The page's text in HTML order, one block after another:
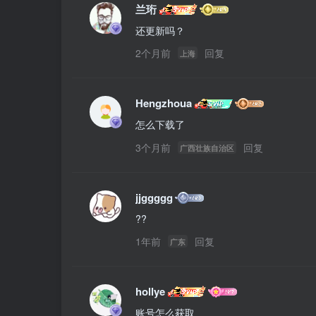
兰珩
还更新吗？
2个月前
上海 回复
Hengzhoua
怎么下载了
3个月前
广西壮族自治区 回复
jjggggg
??
1年前
广东 回复
hollye
账号怎么获取